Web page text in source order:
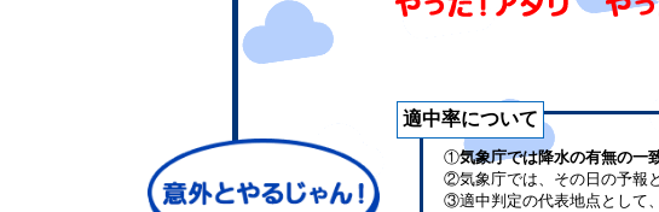
適中率について
①気象庁では降水の有無の一
②気象庁では、その日の予報
③適中判定の代表地点として